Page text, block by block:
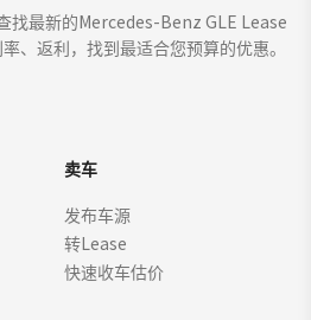
找最新的Mercedes-Benz GLE Lease
、返利，找到最适合您预算的优惠。
卖车
发布车源
转Lease
快速收车估价